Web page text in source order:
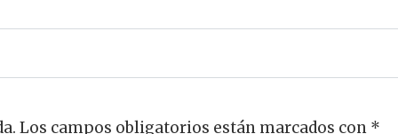
Los campos obligatorios están marcados con *